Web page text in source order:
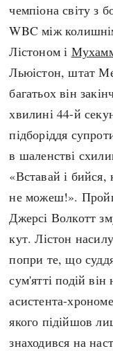
Рубрики
Авіація і
Архітектура і
Битви і війни
Катастрофи
Кримінал
Культура і
Людина і
Наука, освіта і
Особистості
Подорожі і
Політика
Релігія
Розваги і дозвілля
Спорт
Чудеса світу
чемпіона світу з
WBC між
Лістоном і
Льюістон, штат
багатьох він
хвилині 44-й
підборіддя
в шаленстві
«Вставай і
не можеш!».
Джерсі Волкотт
кут. Лістон
попри те, що
сум'ятті подій він
асистента-
якого підійшов
знаходився на